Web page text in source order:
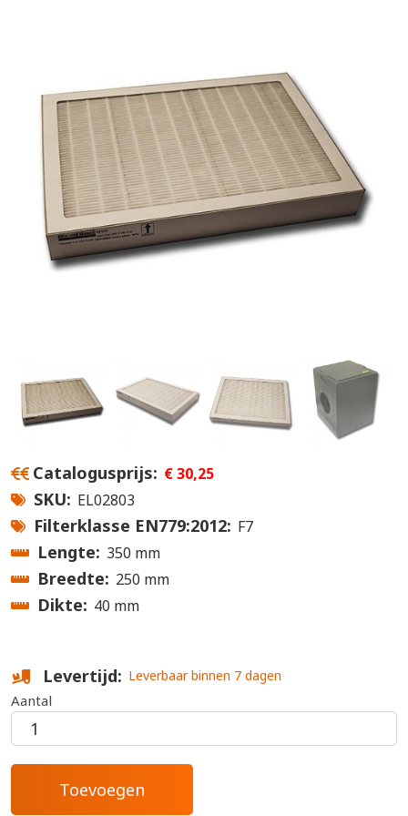
Catalogusprijs € 30,25
SKU EL02803
Filterklasse EN779:2012 F7
Lengte 350 mm
Breedte 250 mm
Dikte 40 mm
Levertijd Leverbaar binnen 7 dagen
Aantal